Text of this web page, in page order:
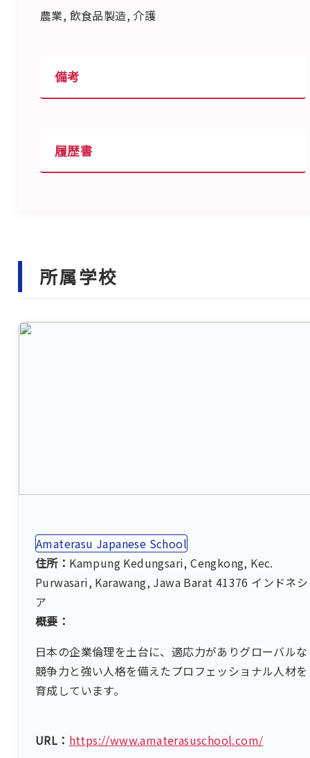
農業, 飲食品製造, 介護
備考
履歴書
所属学校
Amaterasu Japanese School
住所： Kampung Kedungsari, Cengkong, Kec.
Purwasari, Karawang, Jawa Barat 41376 インドネシ
ア
概要：
日本の企業倫理を土台に、適応力がありグローバルな
競争力と強い人格を備えたプロフェッショナル人材を
育成しています。
URL： https://www.amaterasuschool.com/